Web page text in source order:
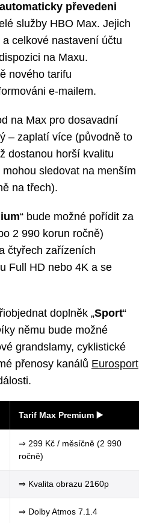
automaticky převedeni
služby HBO Max. Jejich
celkové nastavení účtu
na Maxu.
nového tarifu
e-mailem.
na Max pro dosavadní
– zaplatí více (původně to
dostanou horší kvalitu
sledovat na menším
na třech).
“ bude možné pořídit za
2 990 korun ročně)
čtyřech zařízeních
Full HD nebo 4K a se
doplněk „Sport“
němu bude možné
grandslamy, cyklistické
přenosy kanálů Eurosport
Tarif Max Premium ▶️
⇒ 299 Kč / měsíčně (2 990
ročně)
⇒ Kvalita obrazu 2160p
⇒ Dolby Atmos 7.1.4